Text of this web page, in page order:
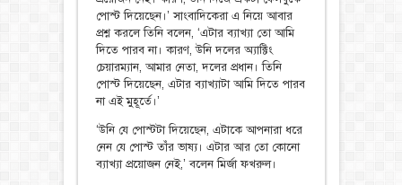
পোস্ট দিয়েছেন।’ সাংবাদিকেরা এ নিয়ে আবার
প্রশ্ন করলে তিনি বলেন, ‘এটার ব্যাখ্যা তো আমি
দিতে পারব না। কারণ, উনি দলের অ্যাক্টিং
চেয়ারম্যান, আমার নেতা, দলের প্রধান। তিনি
পোস্ট দিয়েছেন, এটার ব্যাখ্যাটা আমি দিতে পারব
না এই মুহূর্তে।’
‘উনি যে পোস্টটা দিয়েছেন, এটাকে আপনারা ধরে
নেন যে পোস্ট তাঁর ভাষ্য। এটার আর তো কোনো
ব্যাখ্যা প্রয়োজন নেই,’ বলেন মির্জা ফখরুল।